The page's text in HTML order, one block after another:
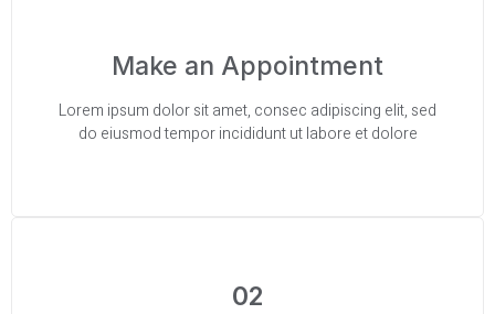
Make an Appointment
Lorem ipsum dolor sit amet, consec adipiscing elit, sed
do eiusmod tempor incididunt ut labore et dolore
02